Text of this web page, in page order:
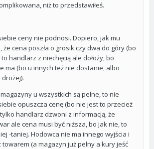
niż to przedstawiłeś.
ceny nie podnosi. Dopiero, jak mu
cena poszła o grosik czy dwa do góry (bo
handlarz z niechęcią ale dołoży, bo
ma (bo u innych też nie dostanie, albo
u wszystkich są pełne, to nie
opuszcza cenę (bo nie jest to przecież
handlarz dzwoni z informacją, że
ale cena musi być niższa, bo jak nie, to
-taniej. Hodowca nie ma innego wyjścia i
(a magazyn już pełny a kury jeść